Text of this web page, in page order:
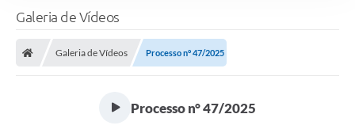
Galeria de Vídeos
Galeria de Vídeos Processo n° 47/2025
Processo n° 47/2025